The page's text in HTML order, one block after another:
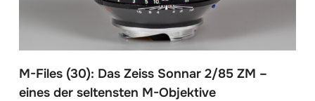
M-Files (30): Das Zeiss Sonnar 2/85 ZM –
eines der seltensten M-Objektive